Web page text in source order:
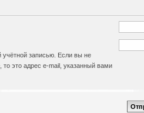
записью. Если вы не
это адрес e-mail, указанный вами